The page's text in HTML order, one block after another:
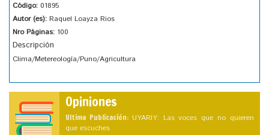
Código: 01895
Autor (es): Raquel Loayza Rios
Nro Páginas: 100
Descripción
Clima/Metereología/Puno/Agricultura
Opiniones
Ultima Publicación: UYARIY: Las voces que no quieren
que escuches